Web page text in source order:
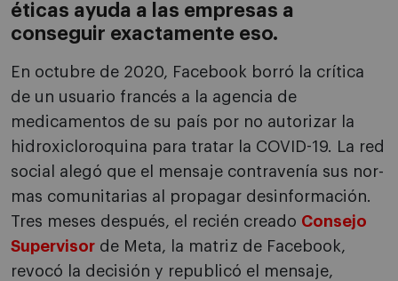
éticas ayuda a las empresas a
conseguir exactamente eso.
En octubre de 2020, Facebook borró la crítica
de un usuario francés a la agencia de
medicamentos de su país por no autorizar la
hidroxicloroqui­na para tratar la COVID-19. La red
social alegó que el mensaje contravenía sus nor­
mas comunitarias al propagar desinformación.
Tres meses después, el recién creado Consejo
Su­pervisor de Meta, la matriz de Facebook,
revocó la decisión y republicó el mensaje,